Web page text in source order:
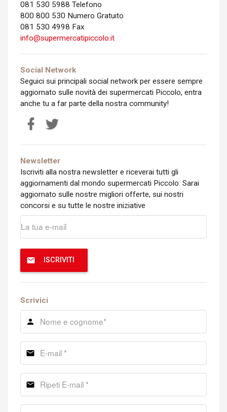
081 530 5988 Telefono
800 800 530 Numero Gratuito
081 530 4998 Fax
info@supermercatipiccolo.it
Social Network
Seguici sui principali social network per essere sempre
aggiornato sulle novità dei supermercati Piccolo, entra
anche tu a far parte della nostra community!
Newsletter
Iscriviti alla nostra newsletter e riceverai tutti gli
aggiornamenti dal mondo supermercati Piccolo. Sarai
aggiornato sulle nostre migliori offerte, sui nostri
concorsi e su tutte le nostre iniziative
ISCRIVITI
Scrivici